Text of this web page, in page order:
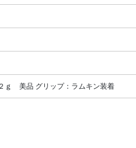
美品 グリップ：ラムキン装着